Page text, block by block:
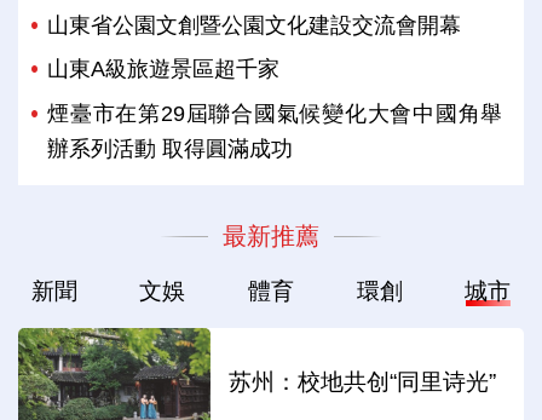
山東省公園文創暨公園文化建設交流會開幕
山東A級旅遊景區超千家
煙臺市在第29屆聯合國氣候變化大會中國角舉
辦系列活動 取得圓滿成功
最新推薦
新聞 文娛 體育 環創 城市
苏州：校地共创“同里诗光”